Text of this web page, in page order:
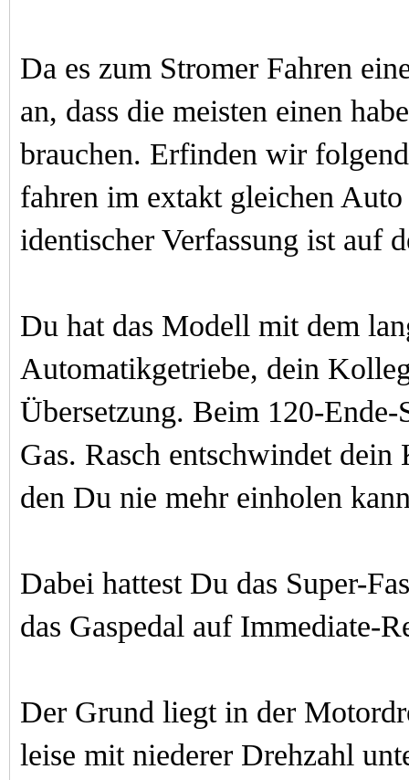
Da es zum Stromer Fahren
an, dass die meisten einen
brauchen. Erfinden wir
fahren im extakt gleichen
identischer Verfassung ist auf
Du hat das Modell mit dem
Automatikgetriebe, dein
Übersetzung. Beim 120-
Gas. Rasch entschwindet dein
den Du nie mehr einholen
Dabei hattest Du das Super-
das Gaspedal auf Immediate-R
Der Grund liegt in der
leise mit niederer Drehzahl